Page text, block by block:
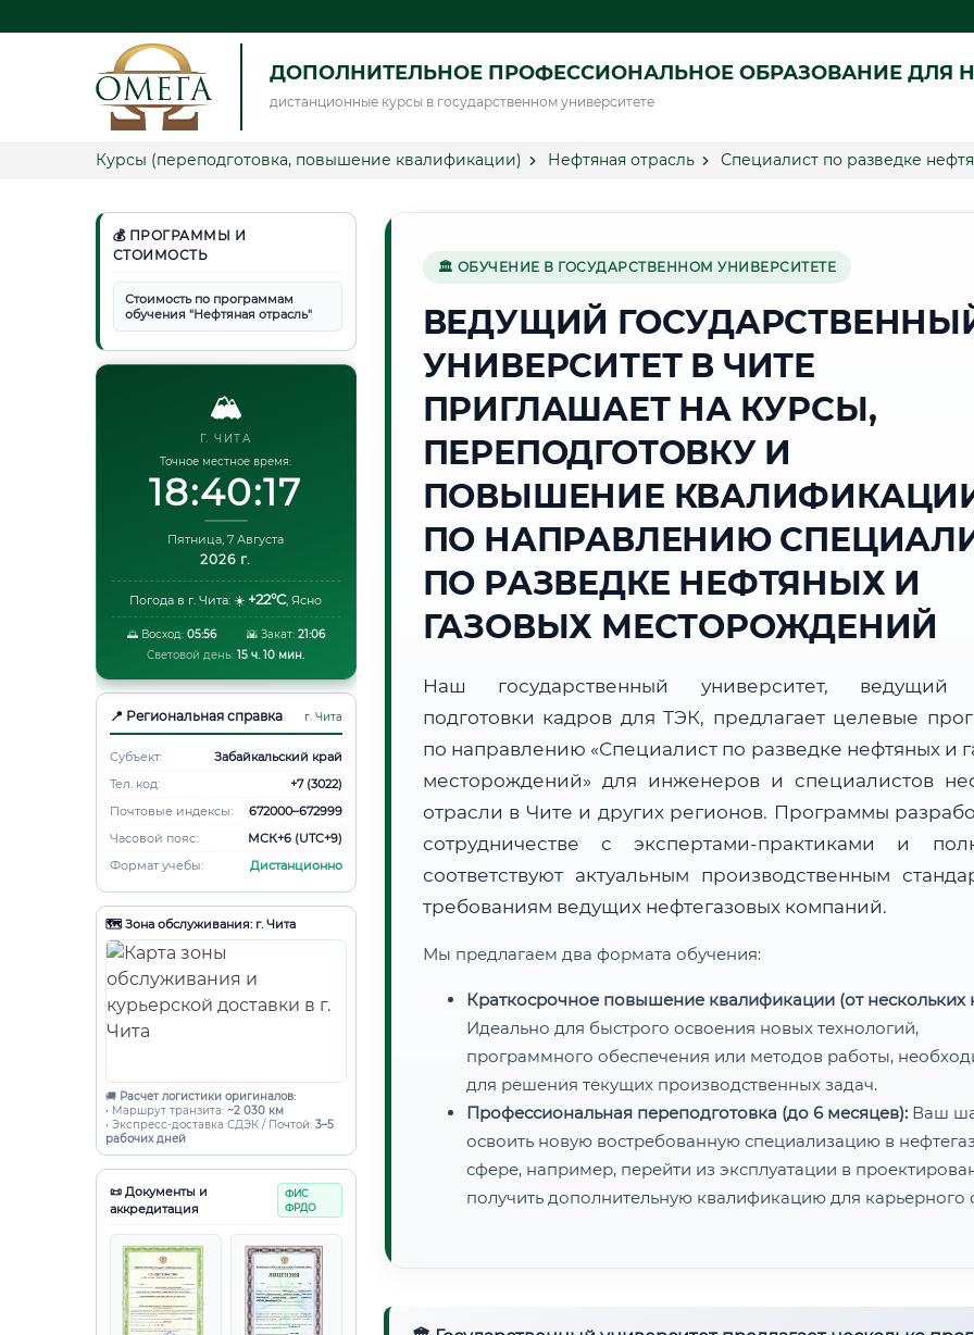
ДОПОЛНИТЕЛЬНОЕ ПРОФЕССИОНАЛЬНОЕ ОБРАЗОВАНИЕ ДЛЯ
дистанционные курсы в государственном университете
Курсы (переподготовка, повышение квалификации) Нефтяная отрасль Специалист по разведке
💰 ПРОГРАММЫ И
СТОИМОСТЬ
Стоимость по программам
обучения "Нефтяная отрасль"
🏔️
Г. ЧИТА
Точное местное время:
18:40:18
Пятница, 7 Августа
2026 г.
Погода в г. Чита: ☀️ +22°C, Ясно
🌅 Восход: 05:56 🌇 Закат: 21:06
Световой день: 15 ч. 10 мин.
📍 Региональная справка г. Чита
Субъект:
Забайкальский край
Тел. код:
+7 (3022)
Почтовые индексы:
672000–672999
Часовой пояс:
МСК+6 (UTC+9)
Формат учебы:
Дистанционно
🗺️ Зона обслуживания: г. Чита
🚚 Расчет логистики оригиналов:
• Маршрут транзита: ~2 030 км
• Экспресс-доставка СДЭК / Почтой: 3–5
рабочих дней
📜 Документы и
аккредитация
ФИС
ФРДО
🏛 ОБУЧЕНИЕ В ГОСУДАРСТВЕННОМ УНИВЕРСИТЕТЕ
ВЕДУЩИЙ
УНИВЕРСИТЕТ В ЧИТЕ
ПРИГЛАШАЕТ НА КУРСЫ,
ПЕРЕПОДГОТОВКУ И
ПОВЫШЕНИЕ
ПО НАПРАВЛЕНИЮ
ПО РАЗВЕДКЕ НЕФТЯНЫХ И
ГАЗОВЫХ МЕСТОРОЖДЕНИЙ
Наш государственный университет, ведущий
подготовки кадров для ТЭК, предлагает целевые
по направлению «Специалист по разведке нефтяных и
месторождений» для инженеров и специалистов
отрасли в Чите и других регионов. Программы
сотрудничестве с экспертами-практиками и
соответствуют актуальным производственным
требованиям ведущих нефтегазовых компаний.
Мы предлагаем два формата обучения:
Краткосрочное повышение квалификации (от нескольких
Идеально для быстрого освоения новых технологий,
программного обеспечения или методов работы,
для решения текущих производственных задач.
Профессиональная переподготовка (до 6 месяцев):Ваш
освоить новую востребованную специализацию в
сфере, например, перейти из эксплуатации в
получить дополнительную квалификацию для карьерного